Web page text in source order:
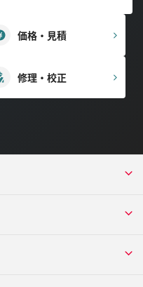
価格・見積
修理・校正